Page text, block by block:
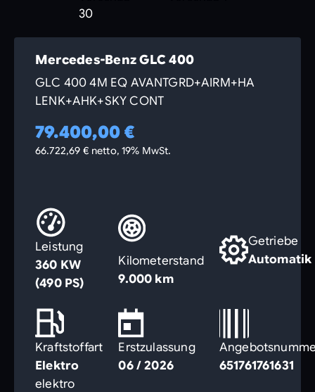
Mercedes-Benz GLC 400
GLC 400 4M EQ AVANTGRD+AIRM+HA
LENK+AHK+SKY CONT
79.400,00 €
66.722,69 € netto, 19% MwSt.
Leistung
360 KW
(490 PS)
Kilometerstand
9.000 km
Getriebe
Automatik
Kraftstoffart
Elektro
Erstzulassung
06 / 2026
651761761631
elektro